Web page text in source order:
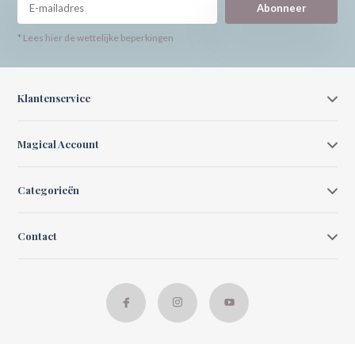
Abonneer
* Lees hier de wettelijke beperkingen
Klantenservice
Magical Account
Categorieën
Contact